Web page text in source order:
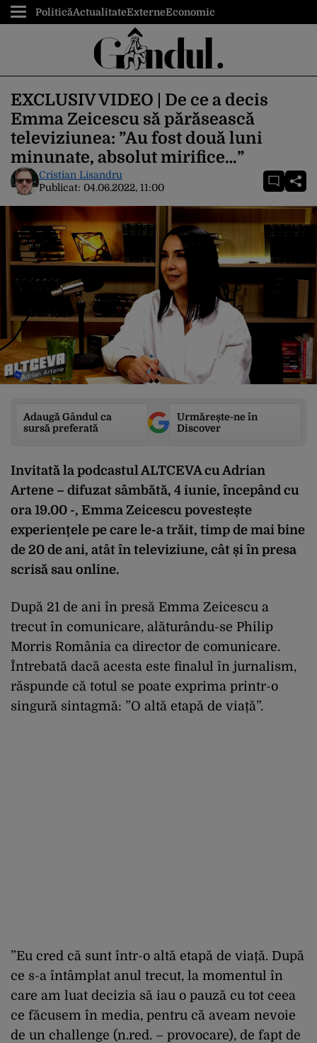
PoliticăActualitateExterneEconomic
EXCLUSIV VIDEO | De ce a decis
Emma Zeicescu să părăsească
televiziunea: ”Au fost două luni
minunate, absolut mirifice…”
Cristian Lisandru
Publicat: 04.06.2022, 11:00
Adaugă Gândul ca
sursă preferată
Urmărește-ne în
Discover
Invitată la podcastul ALTCEVA cu Adrian
Artene – difuzat sâmbătă, 4 iunie, începând cu
ora 19.00 -, Emma Zeicescu povestește
experiențele pe care le-a trăit, timp de mai bine
de 20 de ani, atât în televiziune, cât și în presa
scrisă sau online.
După 21 de ani în presă Emma Zeicescu a
trecut în comunicare, alăturându-se Philip
Morris România ca director de comunicare.
Întrebată dacă acesta este finalul în jurnalism,
răspunde că totul se poate exprima printr-o
singură sintagmă: ”O altă etapă de viață”.
”Eu cred că sunt într-o altă etapă de viață. După
ce s-a întâmplat anul trecut, la momentul în
care am luat decizia să iau o pauză cu tot ceea
ce făcusem în media, pentru că aveam nevoie
de un challenge (n.red. – provocare), de fapt de